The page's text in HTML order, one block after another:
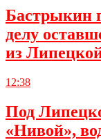
Бастрыкин
делу
из
12:38
Под
«Нивой»,